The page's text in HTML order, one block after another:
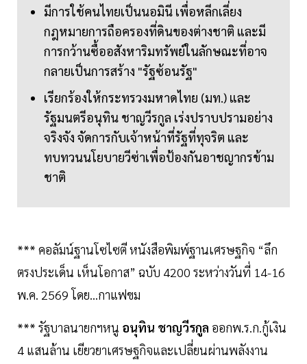
มีการใช้คนไทยเป็นนอมินี เพื่อหลีกเลี่ยง
กฎหมายการถือครองที่ดินของต่างชาติ และมี
การกว้านซื้ออสังหาริมทรัพย์ในลักษณะที่อาจ
กลายเป็นการสร้าง "รัฐซ้อนรัฐ"
เรียกร้องให้กระทรวงมหาดไทย (มท.) และ
รัฐมนตรีอนุทิน ชาญวีรกูล เร่งปราบปรามอย่าง
จริงจัง จัดการกับเจ้าหน้าที่รัฐที่ทุจริต และ
ทบทวนนโยบายวีซ่าเพื่อป้องกันอาชญากรข้าม
ชาติ
*** คอลัมน์ฐานโซไซตี หนังสือพิมพ์ฐานเศรษฐกิจ “ลึก
ตรงประเด็น เห็นโอกาส” ฉบับ 4200 ระหว่างวันที่ 14-16
พ.ค. 2569 โดย...กาแฟขม
*** รัฐบาลนายกฯหนู อนุทิน ชาญวีรกูล ออกพ.ร.ก.กู้เงิน
4 แสนล้าน เยียวยาเศรษฐกิจและเปลี่ยนผ่านพลังงาน